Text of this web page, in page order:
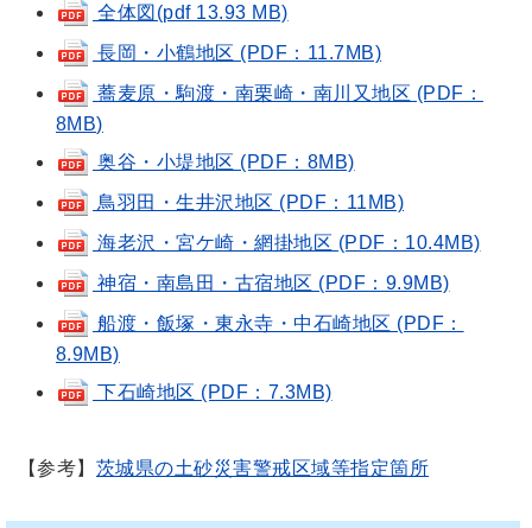
全体図(pdf 13.93 MB)
長岡・小鶴地区 (PDF：11.7MB)
蕎麦原・駒渡・南栗崎・南川又地区 (PDF：
8MB)
奥谷・小堤地区 (PDF：8MB)
鳥羽田・生井沢地区 (PDF：11MB)
海老沢・宮ケ崎・網掛地区 (PDF：10.4MB)
神宿・南島田・古宿地区 (PDF：9.9MB)
船渡・飯塚・東永寺・中石崎地区 (PDF：
8.9MB)
下石崎地区 (PDF：7.3MB)
【参考】 茨城県の土砂災害警戒区域等指定箇所